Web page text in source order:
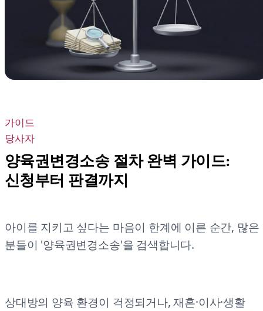
가이드
당사자
양육권변경소송 절차 완벽 가이드:
신청부터 판결까지
아이를 지키고 싶다는 마음이 한계에 이른 순간, 많은
분들이 '양육권변경소송'을 검색합니다.
상대방의 양육 환경이 걱정되거나, 재혼·이사·생활